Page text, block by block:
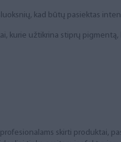
kad būtų pasiektas
kurie užtikrina stiprų
skirti produktai,